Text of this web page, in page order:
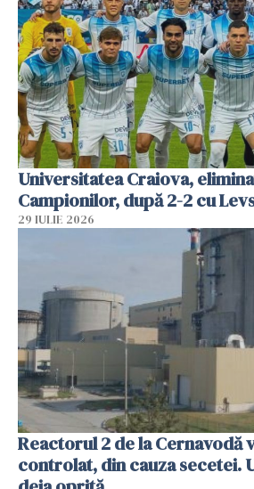
Universitatea Craiova,
Campionilor, după 2-2 cu
29 IULIE 2026
Reactorul 2 de la Cernavodă
controlat, din cauza secetei.